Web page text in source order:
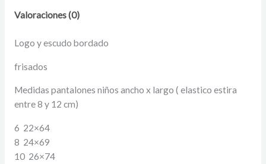
Valoraciones (0)
Logo y escudo bordado
frisados
Medidas pantalones niños ancho x largo ( elastico estira
entre 8 y 12 cm)
6 22×64
8 24×69
10 26×74